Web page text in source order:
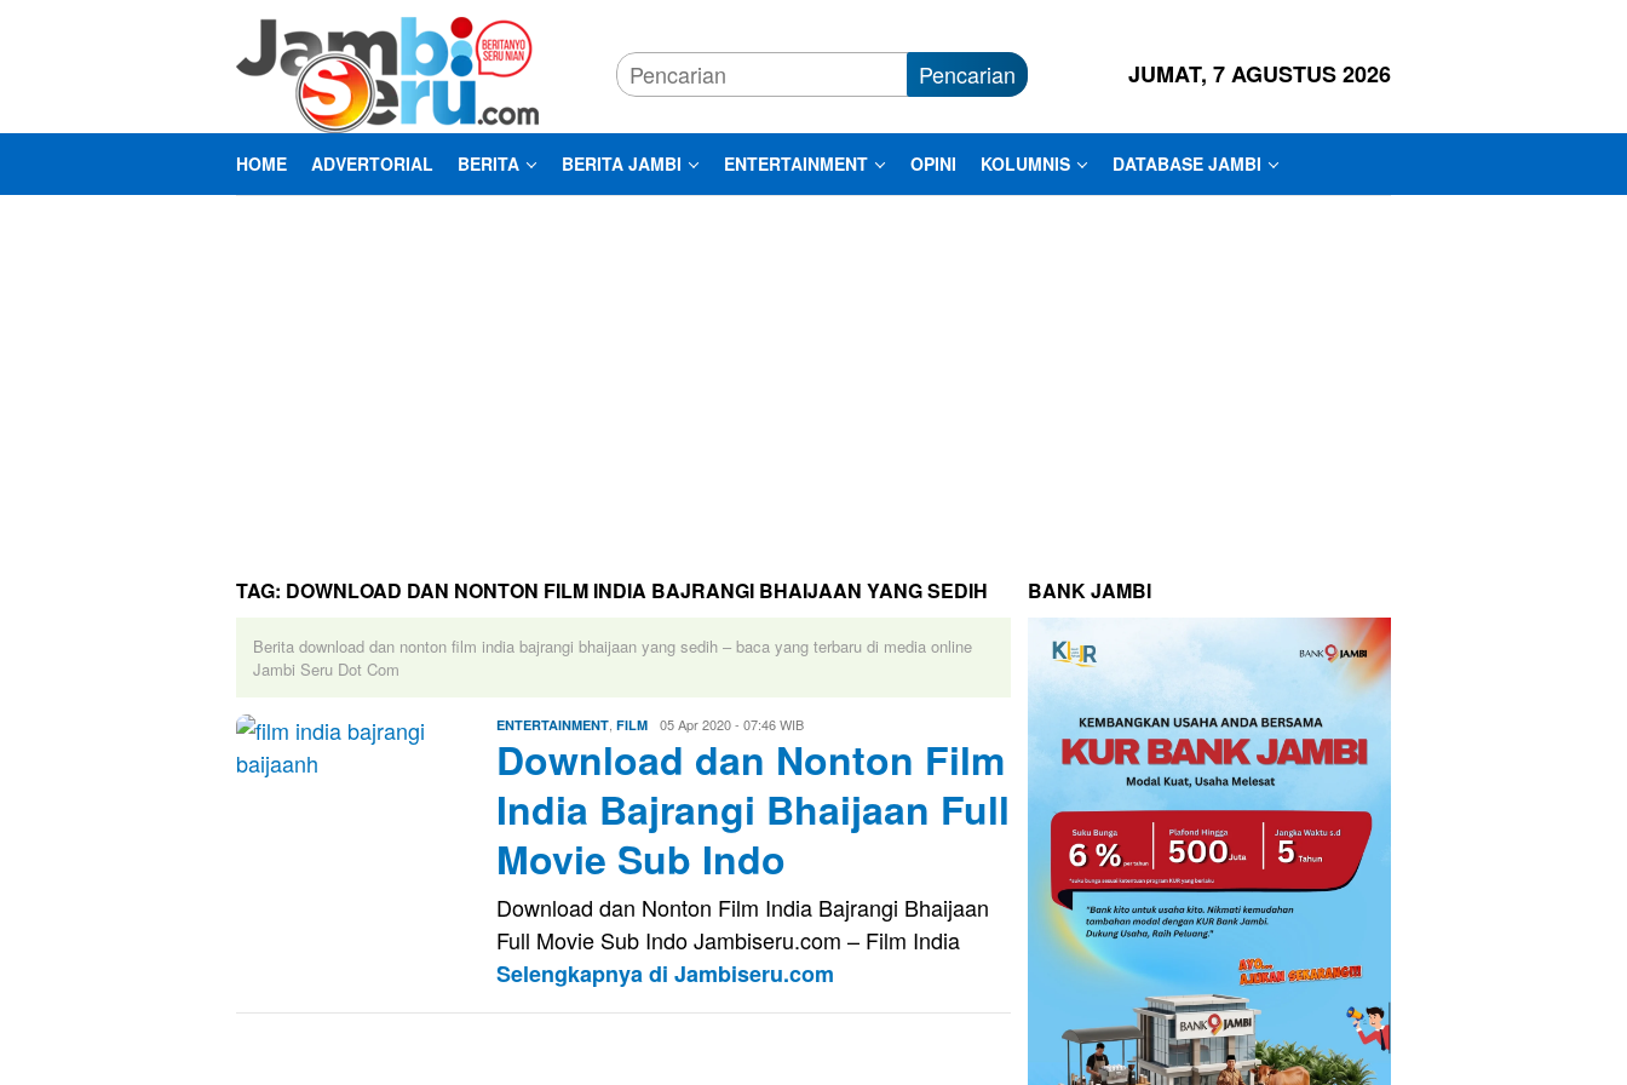
Pencarian JUMAT, 7 AGUSTUS 2026
HOME ADVERTORIAL BERITA BERITA JAMBI ENTERTAINMENT OPINI KOLUMNIS DATABASE JAMBI
TAG: DOWNLOAD DAN NONTON FILM INDIA BAJRANGI BHAIJAAN YANG SEDIH
Berita download dan nonton film india bajrangi bhaijaan yang sedih – baca yang terbaru di media online
Jambi Seru Dot Com
ENTERTAINMENT FILM Evo
Kusnady
05 Apr 2020 - 07:46 WIB
Download dan Nonton Film
India Bajrangi Bhaijaan Full
Movie Sub Indo
Download dan Nonton Film India Bajrangi Bhaijaan
Full Movie Sub Indo Jambiseru.com – Film India
Selengkapnya di Jambiseru.com
BANK JAMBI